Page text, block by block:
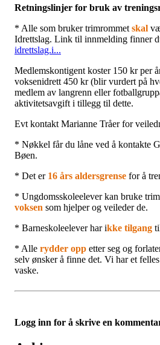
Retningslinjer for bruk av
* Alle som bruker trimrommet skal
Idrettslag. Link til innmelding finner
idrettslag.i...
Medlemskontigent koster 150 kr per
voksenidrett 450 kr (blir vurdert på
medlem av langrenn eller
aktivitetsavgift i tillegg til dette.
Evt kontakt Marianne Tråer for
* Nøkkel får du låne ved å kontakte
Bøen.
* Det er 16 års aldersgrense for å
* Ungdomsskoleelever kan bruke
voksen som hjelper og veileder de.
* Barneskoleelever har ikke tilgang
* Alle rydder opp etter seg og
selv ønsker å finne det. Vi har et
vaske.
Logg inn for å skrive en